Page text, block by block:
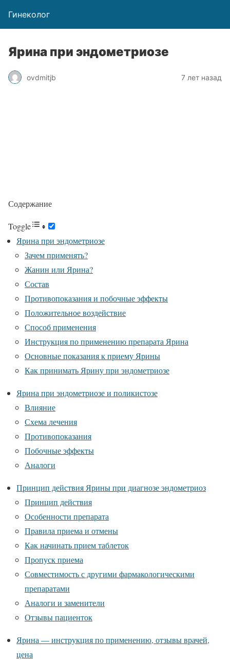
Гинеколог
Ярина при эндометриозе
ovdmitjb 7 лет назад
Содержание
Toggle
Ярина при эндометриозе
Зачем применять?
Жанин или Ярина?
Состав
Противопоказания и побочные эффекты
Положительное воздействие
Способ применения
Инструкция по применению препарата Ярина
Основные показания к приему Ярины
Как принимать Ярину при эндометриозе
Ярина при эндометриозе и поликистозе
Влияние
Схема лечения
Противопоказания
Побочные эффекты
Аналоги
Принцип действия Ярины при диагнозе эндометриоз
Принцип действия
Особенности препарата
Правила приема и отмены
Как начинать прием таблеток
Пропуск приема
Совместимость с другими фармакологическими
препаратами
Аналоги и заменители
Отзывы пациенток
Ярина — инструкция по применению, отзывы врачей,
цена